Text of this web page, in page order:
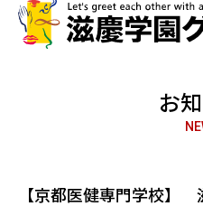
お
【京都医健専門学校】